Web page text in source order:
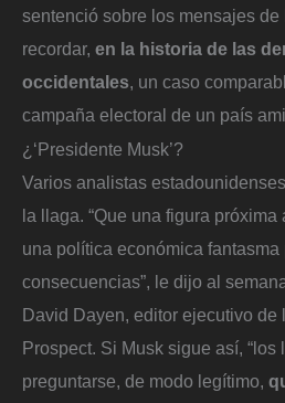
sentenció sobre los mensajes de
recordar, en la historia de las
occidentales, un caso
campaña electoral de un país
¿‘Presidente Musk’?
Varios analistas
la llaga. “Que una figura
una política económica
consecuencias”, le dijo al
David Dayen, editor ejecutivo de
Prospect. Si Musk sigue así,
preguntarse, de modo legítimo,